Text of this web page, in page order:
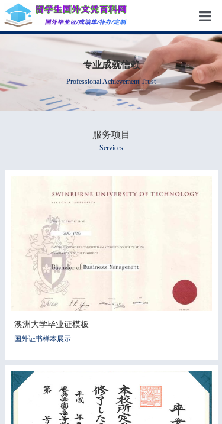
首
成
服
关
专业成就信赖
Professional Achievement Trust
服务项目
Services
澳洲大学毕业证模板
国外证书样本展示